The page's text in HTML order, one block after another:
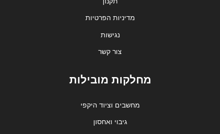
מדיניות הפרטיות
נגישות
צור קשר
מחלקות מובילות
מחשבים וציוד היקפי
גיבוי ואחסון